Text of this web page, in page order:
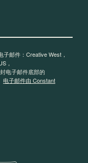
邮件：Creative West，
，
电子邮件底部的
电子邮件由 Constant